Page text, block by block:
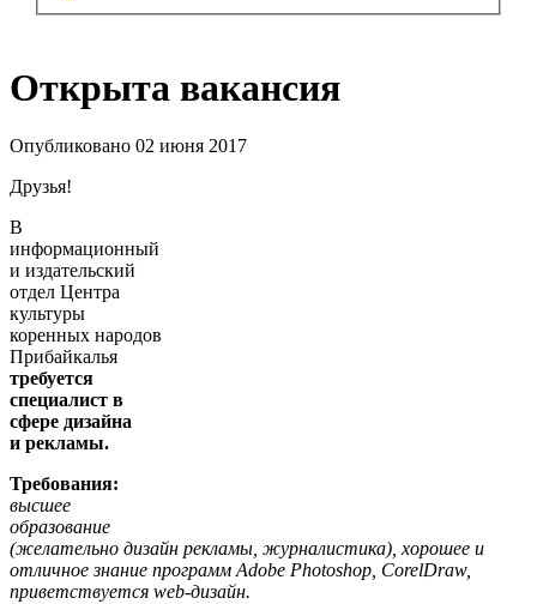
Открыта вакансия
Опубликовано 02 июня 2017
Друзья!
В
информационный
и издательский
отдел Центра
культуры
коренных народов
Прибайкалья
требуется
специалист в
сфере дизайна
и рекламы.
Требования:
высшее
образование
(желательно дизайн рекламы, журналистика), хорошее и
отличное знание программ Adobe Photoshop, CorelDraw,
приветствуется web-дизайн.